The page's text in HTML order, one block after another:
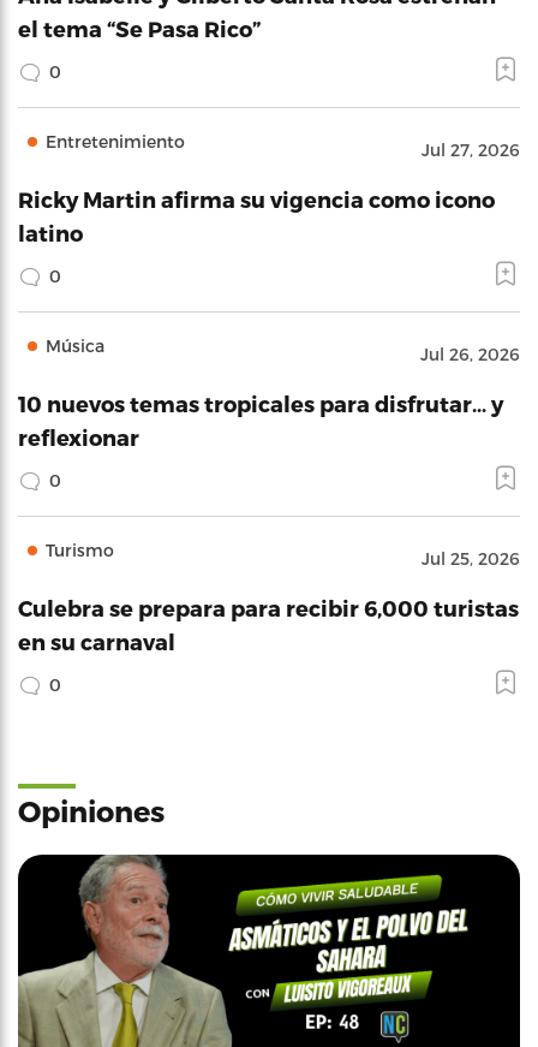
el tema “Se Pasa Rico”
0
Entretenimiento Jul 27, 2026
Ricky Martin afirma su vigencia como icono
latino
0
Música Jul 26, 2026
10 nuevos temas tropicales para disfrutar… y
reflexionar
0
Turismo Jul 25, 2026
Culebra se prepara para recibir 6,000 turistas
en su carnaval
0
Opiniones